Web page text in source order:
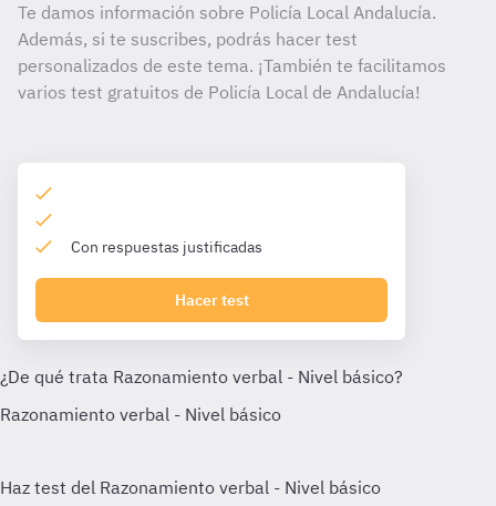
Te damos información sobre Policía Local Andalucía.
Además, si te suscribes, podrás hacer test
personalizados de este tema. ¡También te facilitamos
varios test gratuitos de Policía Local de Andalucía!
Con respuestas justificadas
Hacer test